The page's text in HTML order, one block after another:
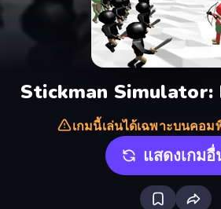
Stickman
เกมนี้เล่นได้เฉพาะบนคอม
แสดงเกมอื่